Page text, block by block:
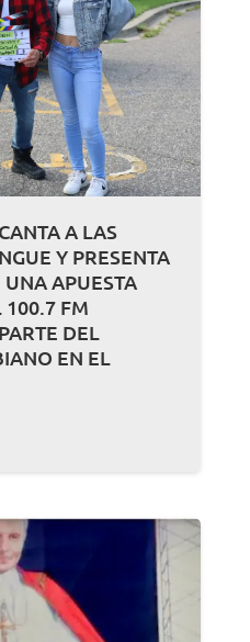
A LAS
Y PRESENTA
APUESTA
100.7 FM
DEL
EN EL